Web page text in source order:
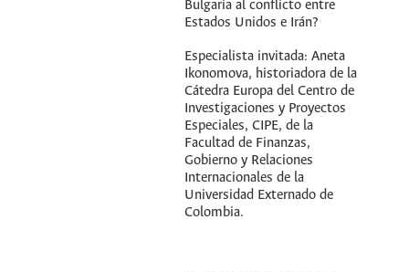
Bulgaria al conflicto entre
Estados Unidos e Irán?
Especialista invitada: Aneta
Ikonomova, historiadora de la
Cátedra Europa del Centro de
Investigaciones y Proyectos
Especiales, CIPE, de la
Facultad de Finanzas,
Gobierno y Relaciones
Internacionales de la
Universidad Externado de
Colombia.